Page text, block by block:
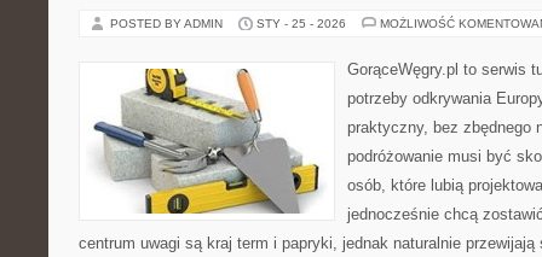
POSTED BY ADMIN STY - 25 - 2026 MOŻLIWOŚĆ
GorąceWęgry.pl to serwis
potrzeby odkrywania
praktyczny, bez zbędnego
podróżowanie musi być
osób, które lubią
jednocześnie chcą
centrum uwagi są kraj term i papryki, jednak naturalnie